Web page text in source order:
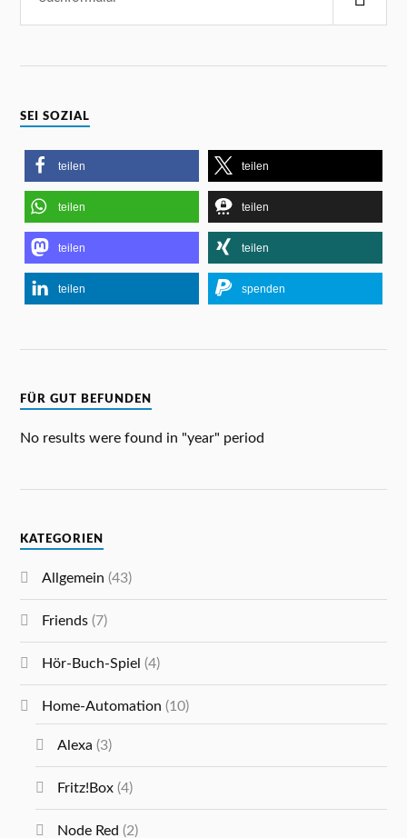
SEI SOZIAL
teilen teilen
teilen teilen
teilen teilen
teilen spenden
FÜR GUT BEFUNDEN
No results were found in "year" period
KATEGORIEN
Allgemein (43)
Friends (7)
Hör-Buch-Spiel (4)
Home-Automation (10)
Alexa (3)
Fritz!Box(4)
Node Red (2)